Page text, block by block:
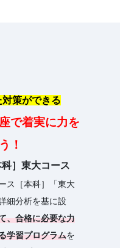
策ができる
で着実に力を
！
］東大コース
ス［本科］「東大
細分析を基に設
、合格に必要な力
学習プログラムを